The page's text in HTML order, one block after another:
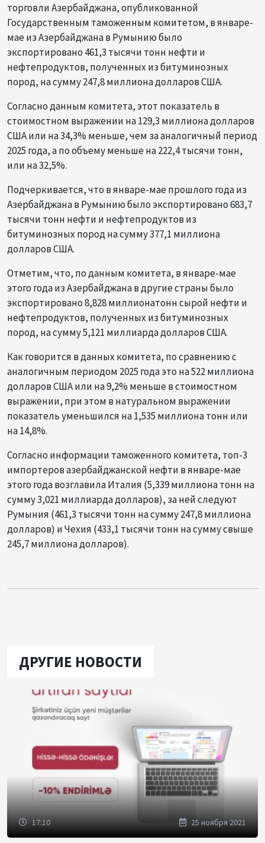
торговли Азербайджана, опубликованной
Государственным таможенным комитетом, в январе-
мае из Азербайджана в Румынию было
экспортировано 461,3 тысячи тонн нефти и
нефтепродуктов, полученных из битуминозных
пород, на сумму 247,8 миллиона долларов США.
Согласно данным комитета, этот показатель в
стоимостном выражении на 129,3 миллиона долларов
США или на 34,3% меньше, чем за аналогичный период
2025 года, а по объему меньше на 222,4 тысячи тонн,
или на 32,5%.
Подчеркивается, что в январе-мае прошлого года из
Азербайджана в Румынию было экспортировано 683,7
тысячи тонн нефти и нефтепродуктов из
битуминозных пород на сумму 377,1 миллиона
долларов США.
Отметим, что, по данным комитета, в январе-мае
этого года из Азербайджана в другие страны было
экспортировано 8,828 миллиона ​​тонн сырой нефти и
нефтепродуктов, полученных из битуминозных
пород, на сумму 5,121 миллиарда долларов США.
Как говорится в данных комитета, по сравнению с
аналогичным периодом 2025 года это на 522 миллиона
долларов США или на 9,2% меньше в стоимостном
выражении, при этом в натуральном выражении
показатель уменьшился на 1,535 миллиона тонн или
на 14,8%.
Согласно информации таможенного комитета, топ-3
импортеров азербайджанской нефти в январе-мае
этого года возглавила Италия (5,339 миллиона тонн на
сумму 3,021 миллиарда долларов), за ней следуют
Румыния (461,3 тысячи тонн на сумму 247,8 миллиона
долларов) и Чехия (433,1 тысячи тонн на сумму свыше
245,7 миллиона долларов).
ДРУГИЕ НОВОСТИ
17:10 25 ноября 2021